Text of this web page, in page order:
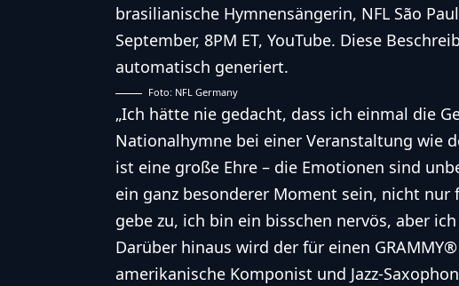
Foto: NFL Germany
„Ich hätte nie gedacht, dass ich einmal die
Nationalhymne bei einer Veranstaltung wie
ist eine große Ehre – die Emotionen sind
ein ganz besonderer Moment sein, nicht nur
gebe zu, ich bin ein bisschen nervös, aber
Darüber hinaus wird der für einen
amerikanische Komponist und Jazz-